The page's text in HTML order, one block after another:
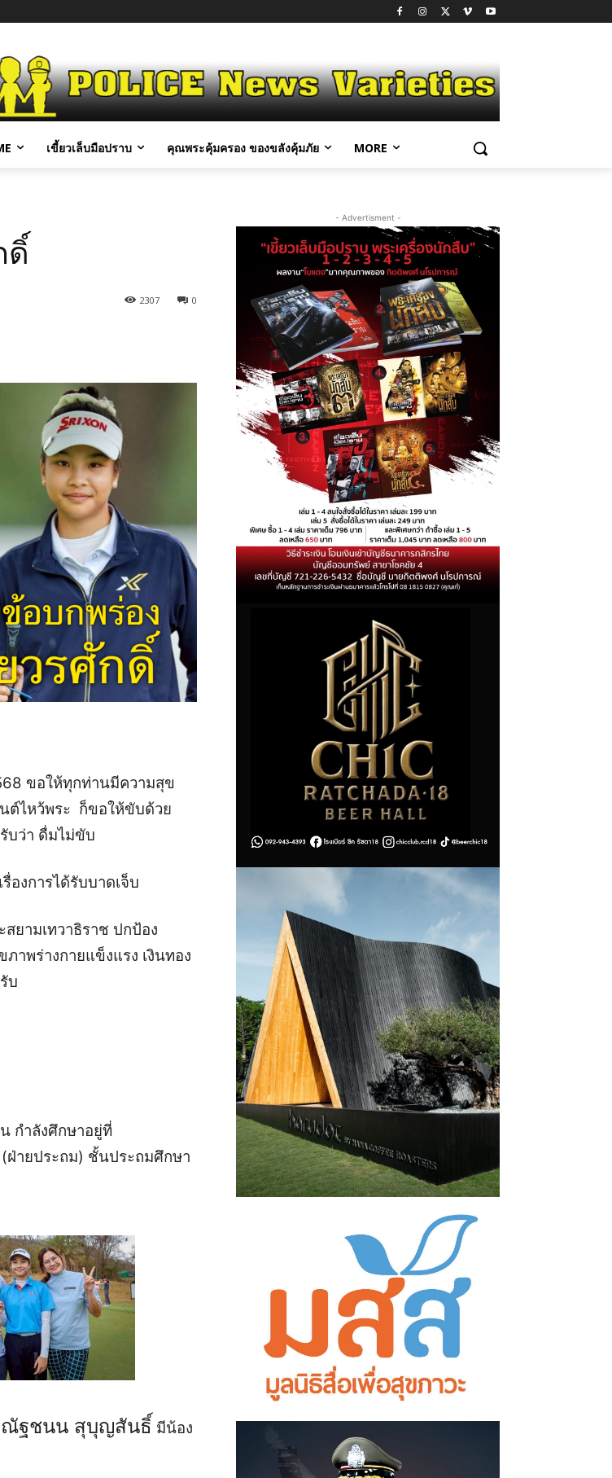
เขี้ยวเล็บมือปราบ คุณพระคุ้มครอง ของขลังคุ้มภัย MORE
ดิ์
0
2307
ขอให้ทุกท่านมีความสุข
ต์ไหว้พระ ก็ขอให้ขับด้วย
บว่า ดื่มไม่ขับ
องการได้รับบาดเจ็บ
ยามเทวาธิราช ปกป้อง
าพร่างกายแข็งแรง เงินทอง
บ
กำลังศึกษาอยู่ที่
(ฝ่ายประถม) ชั้นประถมศึกษา
ณัฐชนน สุบุญสันธิ์ มีน้อง
- Advertisment -